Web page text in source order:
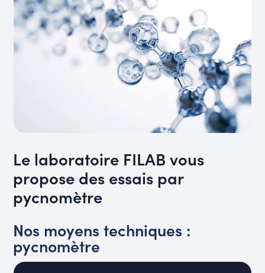
Le laboratoire FILAB vous
propose des essais par
pycnomètre
Nos moyens techniques :
pycnomètre